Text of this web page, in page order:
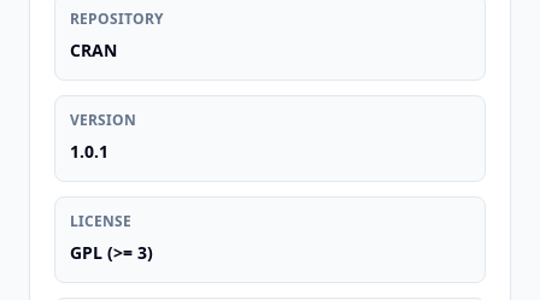
REPOSITORY
CRAN
VERSION
1.0.1
LICENSE
GPL (>= 3)